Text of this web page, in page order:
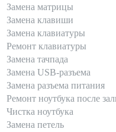
Замена матрицы
Замена клавиши
Замена клавиатуры
Ремонт клавиатуры
Замена тачпада
Замена USB-разъема
Замена разъема питания
Ремонт ноутбука после
Чистка ноутбука
Замена петель